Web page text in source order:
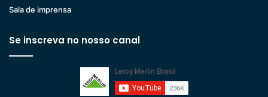
Sala de imprensa
Se inscreva no nosso canal